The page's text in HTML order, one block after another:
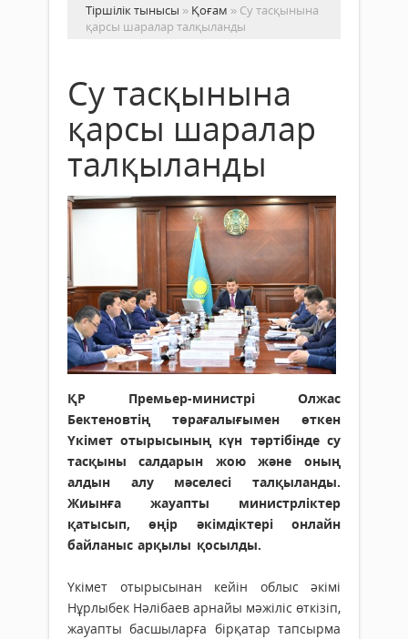
Тіршілік тынысы » Қоғам » Су тасқынына
қарсы шаралар талқыланды
Су тасқынына
қарсы шаралар
талқыланды
ҚР Премьер-министрі Олжас
Бектеновтің төрағалығымен өткен
Үкімет отырысының күн тәртібінде су
тасқыны салдарын жою және оның
алдын алу мәселесі талқыланды.
Жиынға жауапты министрліктер
қатысып, өңір әкімдіктері онлайн
байланыс арқылы қосылды.
Үкімет отырысынан кейін облыс әкімі
Нұрлыбек Нәлібаев арнайы мәжіліс өткізіп,
жауапты басшыларға бірқатар тапсырма